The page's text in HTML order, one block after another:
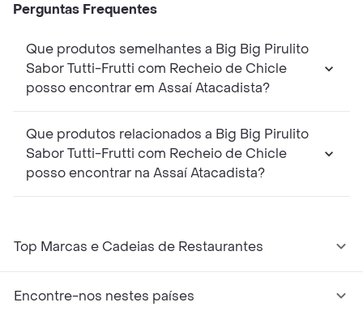
Perguntas Frequentes
Que produtos semelhantes a Big Big Pirulito
Sabor Tutti-Frutti com Recheio de Chicle
posso encontrar em Assaí Atacadista?
Que produtos relacionados a Big Big Pirulito
Sabor Tutti-Frutti com Recheio de Chicle
posso encontrar na Assaí Atacadista?
Top Marcas e Cadeias de Restaurantes
Encontre-nos nestes países